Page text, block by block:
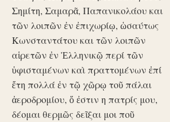
Σημίτη, Σαμαρᾶ, Παπανικολάου και
τῶν λοιπῶν ἐν ἐπιχωρίῳ, ὡσαύτως
Κωνσταντάτου και τῶν λοιπῶν
αἱρετῶν ἐν Ἑλληνικῷ περί τῶν
ὑφισταμένων καὶ πραττομένων ἐπί
ἔτη πολλά ἐν τῷ χῶρῳ τοῦ πάλαι
ἀεροδρομίου, ὅ ἐστιν η πατρίς μου,
δέομαι θερμῶς δεῖξαι μοι ποῦ